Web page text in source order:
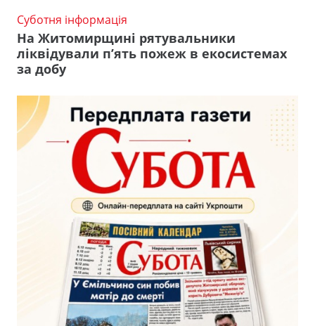
Суботня інформація
На Житомирщині рятувальники
ліквідували п’ять пожеж в екосистемах
за добу